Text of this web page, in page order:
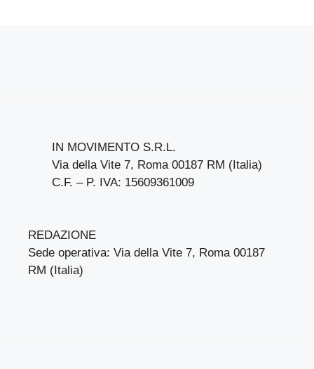
IN MOVIMENTO S.R.L.
Via della Vite 7, Roma 00187 RM (Italia)
C.F. – P. IVA: 15609361009
REDAZIONE
Sede operativa: Via della Vite 7, Roma 00187
RM (Italia)